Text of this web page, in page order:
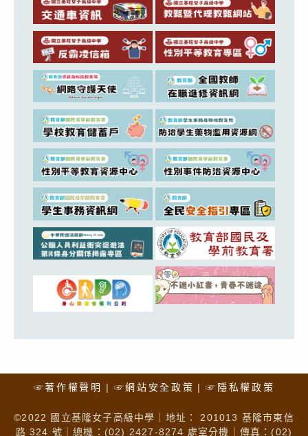
☞著作權聲明 ☞網站安全政策 ☞隱私權政策
©2022 國立基隆女子高級中學｜地址： 201013 基隆市東信
路 324 號｜總機：(02) 2427-8274 處室分機｜傳真：(02)